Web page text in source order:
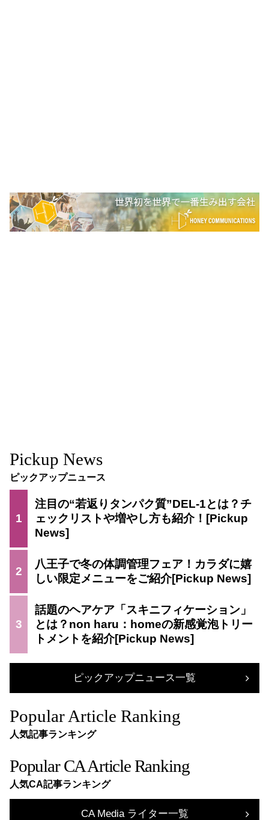
Pickup News
ピックアップニュース
1
注目の“若返りタンパク質”DEL-1とは？チ
ェックリストや増やし方も紹介！
2
八王子で冬の体調管理フェア！カラダに嬉
しい限定メニューをご紹介
3
話題のヘアケア「スキニフィケーション」
とは？non haru：homeの新感覚泡トリー
トメントを紹介
ピックアップニュース一覧
Popular Article Ranking
人気記事ランキング
Popular CA Article Ranking
人気CA記事ランキング
CA Media ライター一覧